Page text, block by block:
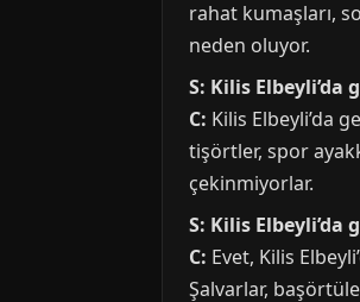
rahat kumaşları,
neden oluyor.
S: Kilis
C: Kilis Elbeyli’da
tişörtler, spor
çekinmiyorlar.
S: Kilis Elbeyli’da
C: Evet, Kilis
Şalvarlar,